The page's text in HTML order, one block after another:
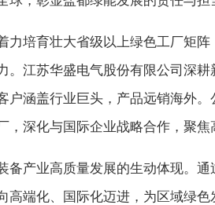
培育壮大省级以上绿色工厂矩
江苏华盛电气股份有限公司深
涵盖行业巨头，产品远销海外
深化与国际企业战略合作，聚
产业高质量发展的生动体现。
端化、国际化迈进，为区域绿